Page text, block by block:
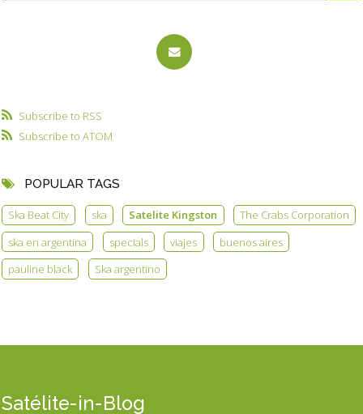
Subscribe to RSS
Subscribe to ATOM
POPULAR TAGS
Ska Beat City ska Satelite Kingston
The Crabs Corporation
ska en argentina
specials viajes
buenos aires
pauline black
Ska argentino
Satélite-in-Blog